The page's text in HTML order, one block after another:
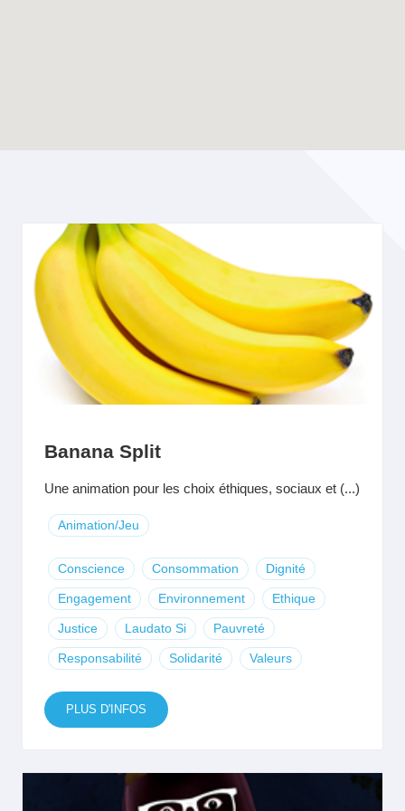
Banana Split
Une animation pour les choix éthiques, sociaux et (...)
Animation/Jeu
Conscience Consommation Dignité
Engagement Environnement Ethique
Justice Laudato Si Pauvreté
Responsabilité Solidarité Valeurs
PLUS D'INFOS